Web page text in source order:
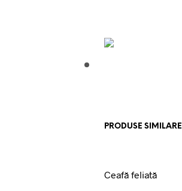
PRODUSE SIMILARE
Ceafă feliată